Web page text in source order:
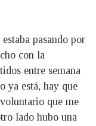
pasando por
con la
entre semana
ya está, hay que
que me
lado hubo una